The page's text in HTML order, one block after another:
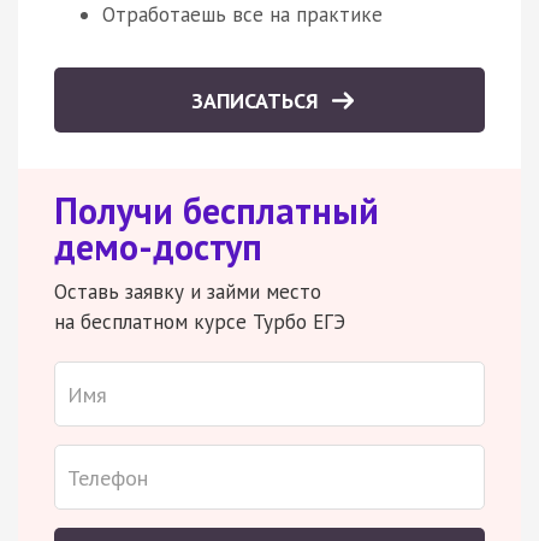
Отработаешь все на практике
ЗАПИСАТЬСЯ
Получи бесплатный
демо-доступ
Оставь заявку и займи место
на бесплатном курсе Турбо ЕГЭ